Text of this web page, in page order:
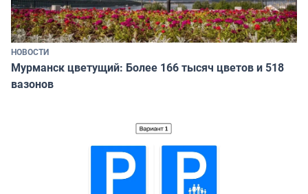
НОВОСТИ
Мурманск цветущий: Более 166 тысяч цветов и 518
вазонов